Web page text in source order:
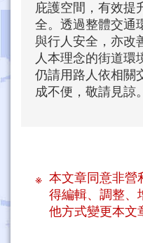
庇護空間，有效提
全。透過整體交通
與行人安全，亦改
人本理念的街道環
仍請用路人依相關
成不便，敬請見諒。
本文章同意非營
得編輯、調整、
他方式變更本文